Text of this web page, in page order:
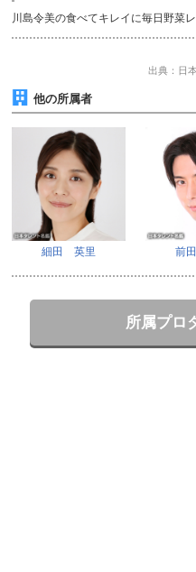
川島令美の食べてキレイに毎日野菜
出典：日
他の所属者
細田 英里 前
所属プロ